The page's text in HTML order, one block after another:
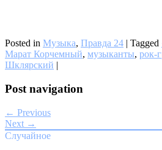
Posted in Музыка, Правда 24 | Tagged
Марат Корчемный, музыканты, рок-
Шклярский |
Post navigation
← Previous
Next →
Случайное